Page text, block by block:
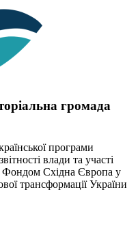
громада
програми
влади та участі
Фондом Східна Європа у
трансформації України